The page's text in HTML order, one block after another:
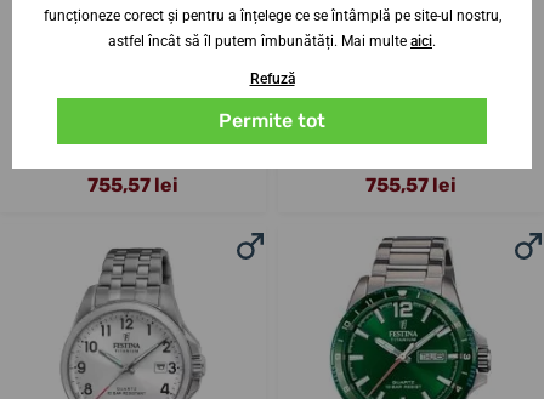
Festina Titanium Date 20699/1
755,57 lei
Festina Titanium Date 20699/3
755,57 lei
funcționeze corect și pentru a înțelege ce se întâmplă pe site-ul nostru,
astfel încât să îl putem îmbunătăți. Mai multe aici.
Refuză
Permite tot